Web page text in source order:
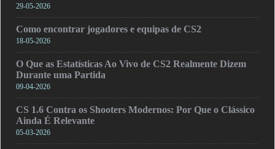
29-05-2026
Como encontrar jogadores e equipas de CS2
18-05-2026
O Que as Estatísticas Ao Vivo de CS2 Realmente Dizem
Durante uma Partida
09-04-2026
CS 1.6 Contra os Shooters Modernos: Por Que o Clássico
Ainda É Relevante
05-03-2026